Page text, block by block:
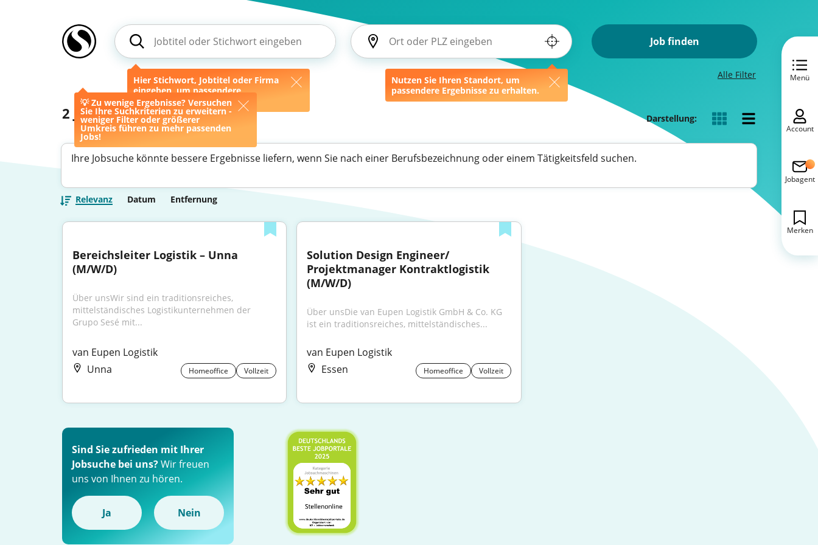
Hier Stichwort, Jobtitel oder Firma
eingeben, um passendere
Ergebnisse zu erhalten.
Nutzen Sie Ihren Standort, um
passendere Ergebnisse zu erhalten.
Job finden
💡 Zu wenige Ergebnisse? Versuchen
Sie Ihre Suchkriterien zu erweitern -
weniger Filter oder größerer
Umkreis führen zu mehr passenden
Jobs!
Alle Filter
2 Jobs Darstellung:
Ihre Jobsuche könnte bessere Ergebnisse liefern, wenn Sie nach einer Berufsbezeichnung oder einem Tätigkeitsfeld suchen.
Relevanz Datum Entfernung
Bereichsleiter Logistik – Unna
(M/W/D)
Über unsWir sind ein traditionsreiches,
mittelständisches Logistikunternehmen der
Grupo Sesé mit...
van Eupen Logistik
Unna
Homeoffice Vollzeit
Solution Design Engineer/
Projektmanager Kontraktlogistik
(M/W/D)
Über unsDie van Eupen Logistik GmbH & Co. KG
ist ein traditionsreiches, mittelständisches...
van Eupen Logistik
Essen
Homeoffice Vollzeit
Menü
Account
Jobagent
Merken
Sind Sie zufrieden mit Ihrer
Jobsuche bei uns?Wir freuen
uns von Ihnen zu hören.
Ja Nein